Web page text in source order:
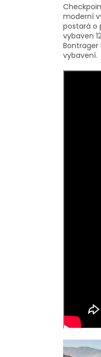
moderní
postará o
vybaven
vybavení.